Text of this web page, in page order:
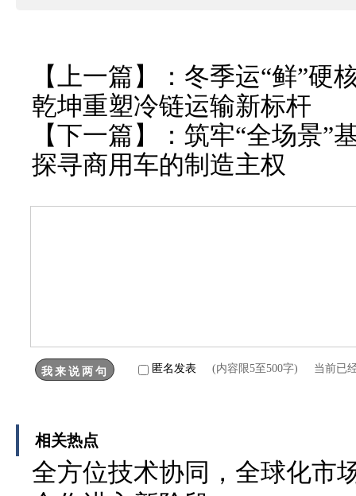
【上一篇】： 冬季运“鲜”硬
乾坤重塑冷链运输新标杆
【下一篇】： 筑牢“全场景”
探寻商用车的制造主权
匿名发表 (内容限5至500字) 当前已
相关热点
全方位技术协同，全球化市